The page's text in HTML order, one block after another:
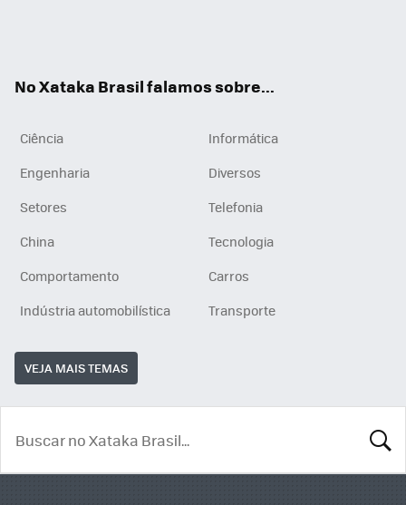
No Xataka Brasil falamos sobre...
Ciência
Informática
Engenharia
Diversos
Setores
Telefonia
China
Tecnologia
Comportamento
Carros
Indústria automobilística
Transporte
VEJA MAIS TEMAS